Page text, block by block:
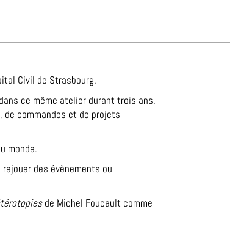
Civil de Strasbourg.
ce même atelier durant trois ans.
de commandes et de projets
monde.
des évènements ou
de Michel Foucault comme